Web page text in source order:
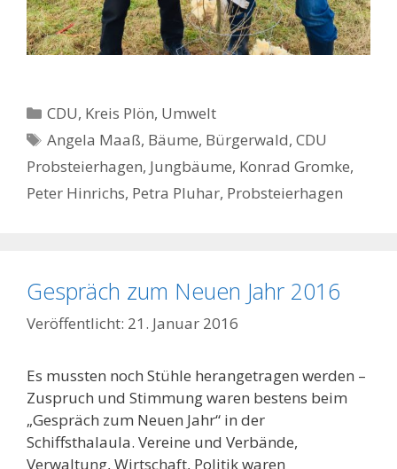
Kategorien
CDU, Kreis Plön, Umwelt
Schlagwörter
Angela Maaß, Bäume, Bürgerwald,CDU
Probsteierhagen, Jungbäume, Konrad Gromke,
Peter Hinrichs, Petra Pluhar, Probsteierhagen
Gespräch zum Neuen Jahr 2016
21. Januar 2016
Es mussten noch Stühle herangetragen werden –
Zuspruch und Stimmung waren bestens beim
„Gespräch zum Neuen Jahr“ in der
Schiffsthalaula. Vereine und Verbände,
Verwaltung, Wirtschaft, Politik waren